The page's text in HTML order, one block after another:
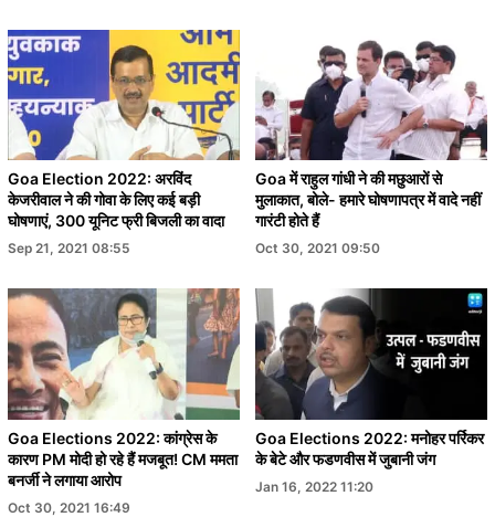
Goa Election 2022: अरविंद
केजरीवाल ने की गोवा के लिए कई बड़ी
घोषणाएं, 300 यूनिट फ्री बिजली का वादा
Sep 21, 2021 08:55
Goa में राहुल गांधी ने की मछुआरों से
मुलाकात, बोले- हमारे घोषणापत्र में वादे नहीं
गारंटी होते हैं
Oct 30, 2021 09:50
Goa Elections 2022: कांग्रेस के
कारण PM मोदी हो रहे हैं मजबूत! CM ममता
बनर्जी ने लगाया आरोप
Oct 30, 2021 16:49
Goa Elections 2022: मनोहर पर्रिकर
के बेटे और फडणवीस में जुबानी जंग
Jan 16, 2022 11:20